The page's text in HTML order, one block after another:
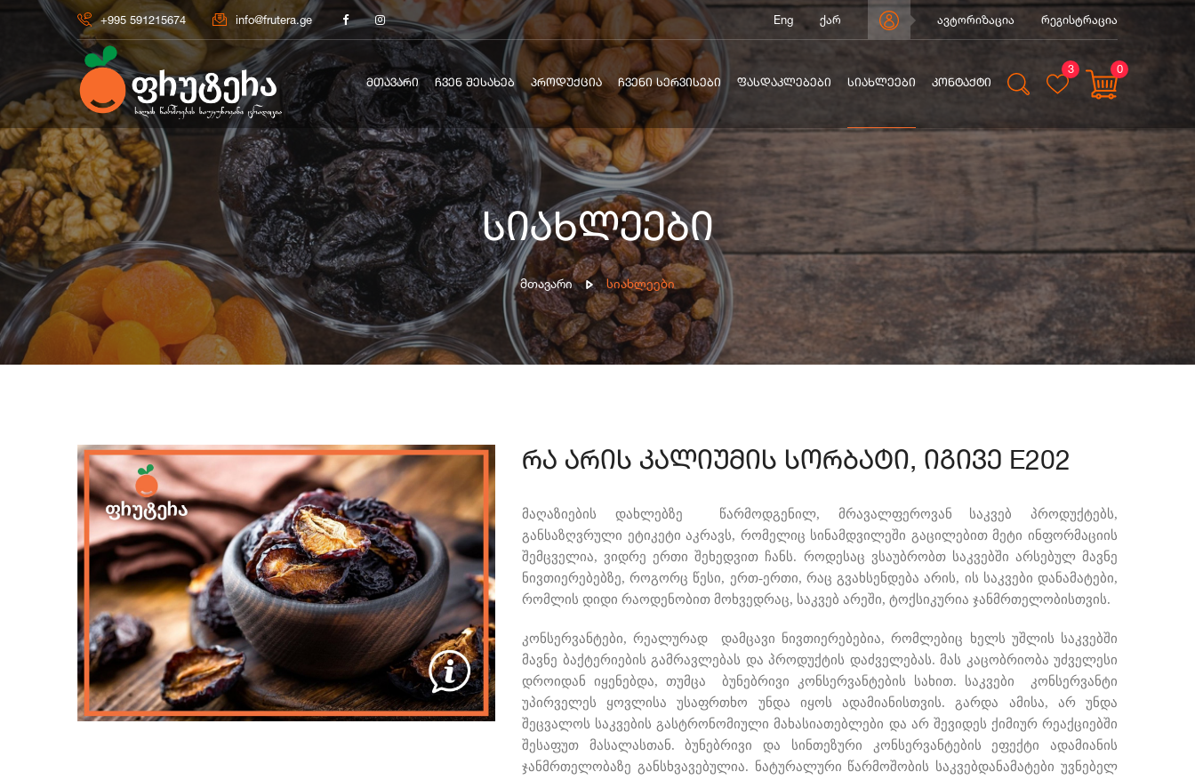
+995 591215674 info@frutera.ge Eng ქარ ავტორიზაცია რეგისტრაცია
3
0
ᲛᲗᲐᲕᲐᲠᲘ
ᲩᲕᲔᲜ ᲨᲔᲡᲐᲮᲔᲑ ᲞᲠᲝᲓᲣᲥᲪᲘᲐ ᲩᲕᲔᲜᲘ ᲡᲔᲠᲕᲘᲡᲔᲑᲘ ᲤᲐᲡᲓᲐᲙᲚᲔᲑᲔᲑᲘ ᲡᲘᲐᲮᲚᲔᲔᲑᲘ ᲙᲝᲜᲢᲐᲥᲢᲘ
სიახლეები
Მთავარი Სიახლეები
რა არის კალიუმის სორბატი, იგივე E202
მაღაზიების დახლებზე წარმოდგენილ, მრავალფეროვან
საკვებ პროდუქტებს,
განსაზღვრული ეტიკეტი აკრავს, რომელიც სინამდვილეში გაცილებით მეტი ინფორმაციის
შემცველია, ვიდრე ერთი შეხედვით ჩანს. როდესაც ვსაუბრობთ საკვებში არსებულ მავნე
ნივთიერებებზე, როგორც წესი, ერთ-ერთი, რაც გვახსენდება არის, ის საკვები დანამატები,
რომლის დიდი რაოდენობით მოხვედრაც, საკვებ არეში, ტოქსიკურია ჯანმრთელობისთვის.
კონსერვანტები, რეალურად დამცავი ნივთიერებებია, რომლებიც ხელს უშლის საკვებში
მავნე ბაქტერიების გამრავლებას და პროდუქტის დაძველებას. მას კაცობრიობა უძველესი
დროიდან იყენებდა, თუმცა ბუნებრივი კონსერვანტების სახით. საკვები კონსერვანტი
უპირველეს ყოვლისა უსაფრთხო უნდა იყოს ადამიანისთვის. გარდა ამისა, არ უნდა
შეცვალოს საკვების გასტრონომიული მახასიათებლები და არ შევიდეს ქიმიურ რეაქციებში
შესაფუთ მასალასთან. ბუნებრივი და სინთეზური კონსერვანტების ეფექტი ადამიანის
ჯანმრთელობაზე განსხვავებულია. ნატურალური წარმოშობის საკვებდანამატები უვნებელ